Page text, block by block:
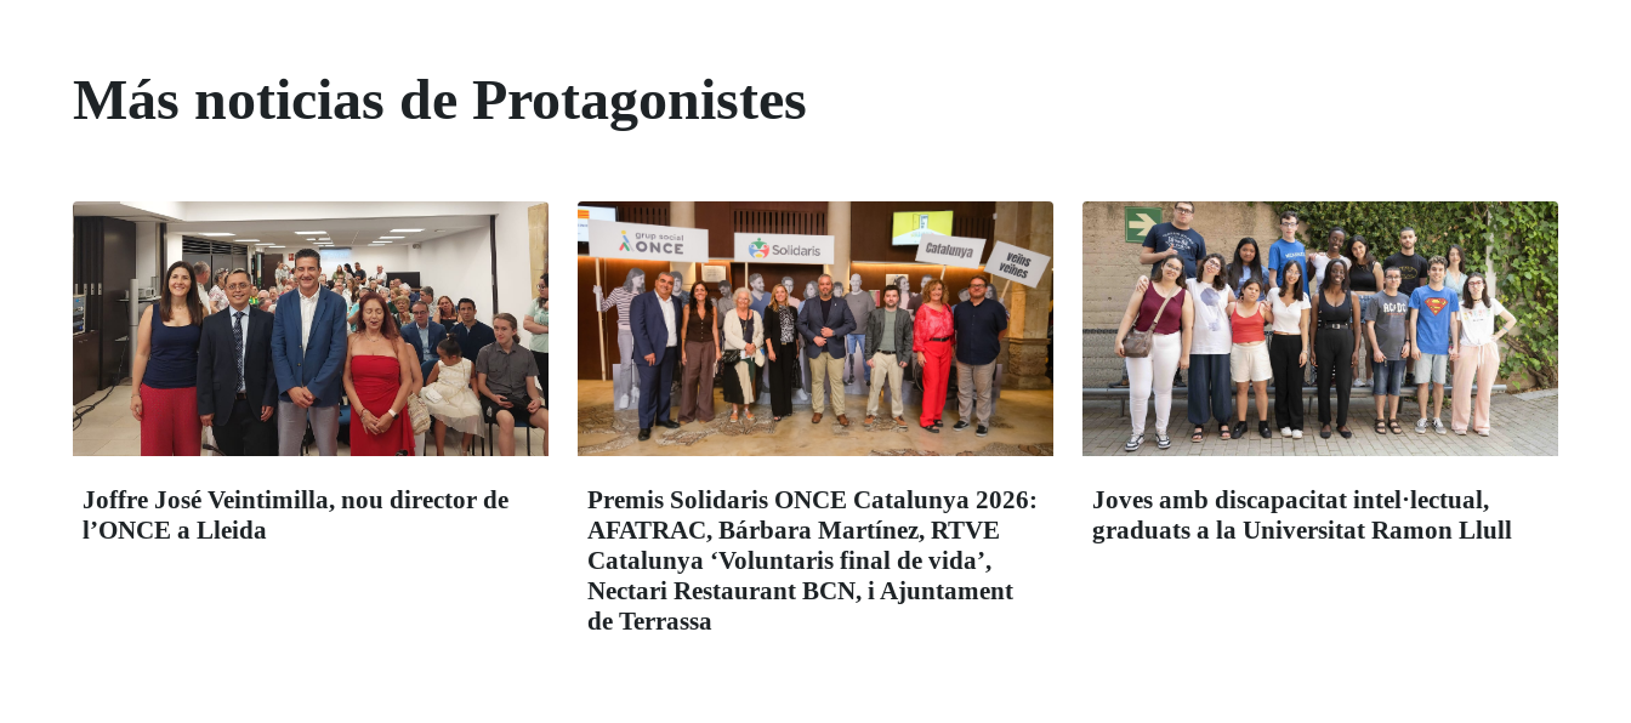
Más noticias de Protagonistes
Joffre José Veintimilla, nou director de
l’ONCE a Lleida
Premis Solidaris ONCE Catalunya 2026:
AFATRAC, Bárbara Martínez, RTVE
Catalunya ‘Voluntaris final de vida’,
Nectari Restaurant BCN, i Ajuntament
de Terrassa
Joves amb discapacitat intel·lectual,
graduats a la Universitat Ramon Llull